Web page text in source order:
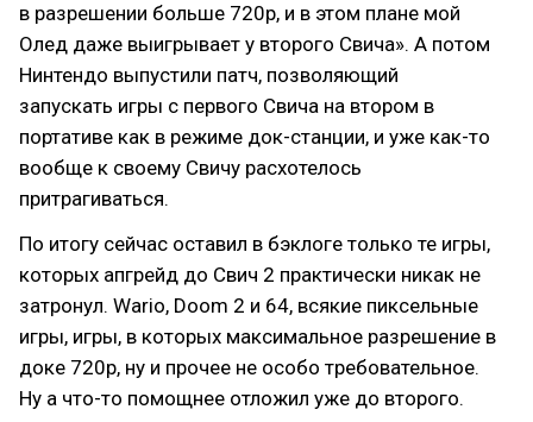
в разрешении больше 720р, и в этом плане мой
Олед даже выигрывает у второго Свича». А потом
Нинтендо выпустили патч, позволяющий
запускать игры с первого Свича на втором в
портативе как в режиме док-станции, и уже как-то
вообще к своему Свичу расхотелось
притрагиваться.
По итогу сейчас оставил в бэклоге только те игры,
которых апгрейд до Свич 2 практически никак не
затронул. Wario, Doom 2 и 64, всякие пиксельные
игры, игры, в которых максимальное разрешение в
доке 720р, ну и прочее не особо требовательное.
Ну а что-то помощнее отложил уже до второго.